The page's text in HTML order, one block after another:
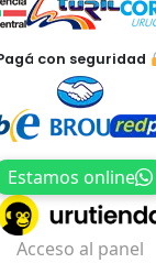
con seguridad
Estamos online
Acceso al panel